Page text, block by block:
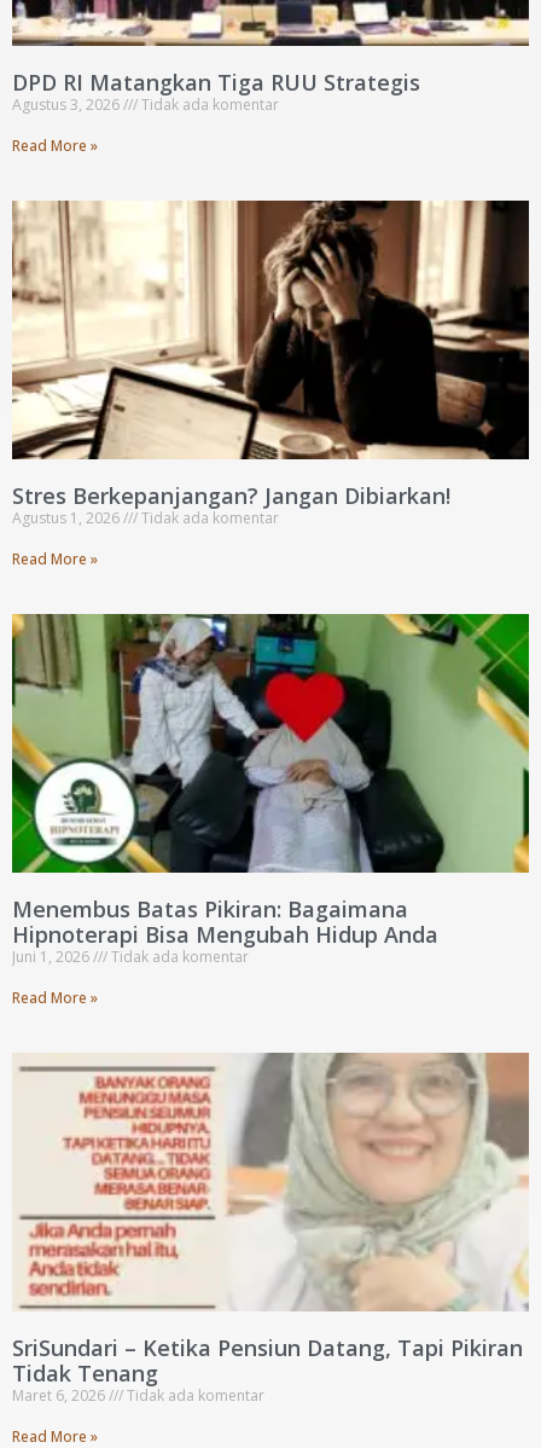
DPD RI Matangkan Tiga RUU Strategis
Agustus 3, 2026
Tidak ada komentar
Read More »
Stres Berkepanjangan? Jangan Dibiarkan!
Agustus 1, 2026
Tidak ada komentar
Read More »
Menembus Batas Pikiran: Bagaimana
Hipnoterapi Bisa Mengubah Hidup Anda
Juni 1, 2026
Tidak ada komentar
Read More »
SriSundari – Ketika Pensiun Datang, Tapi Pikiran
Tidak Tenang
Maret 6, 2026
Tidak ada komentar
Read More »